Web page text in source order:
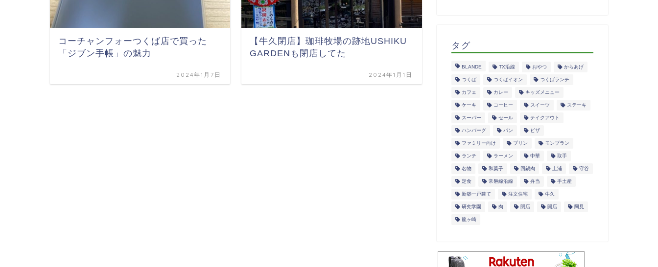
コーチャンフォーつくば店で買った
「ジブン手帳」の魅力
2024年1月7日
【牛久閉店】珈琲牧場の跡地USHIKU
GARDENも閉店してた
2024年1月1日
タグ
BLANDE TX沿線 おやつ からあげ
つくば つくばイオン つくばランチ
カフェ カレー キッズメニュー
ケーキ コーヒー スイーツ ステーキ
スーパー セール テイクアウト
ハンバーグ パン ピザ
ファミリー向け プリン モンブラン
ランチ ラーメン 中華 取手
名物 和菓子 回鍋肉 土浦 守谷
定食 常磐線沿線 弁当 手土産
新築一戸建て 注文住宅 牛久
研究学園 肉 閉店 開店 阿見
龍ヶ崎